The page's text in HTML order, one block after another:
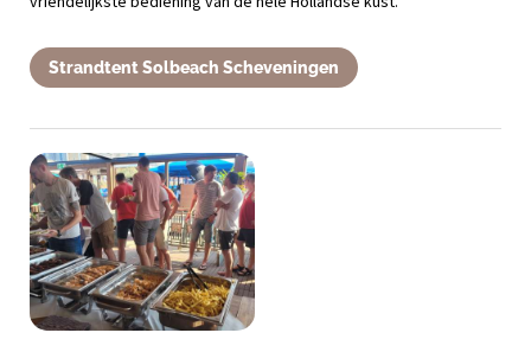
Strandtent Solbeach Scheveningen